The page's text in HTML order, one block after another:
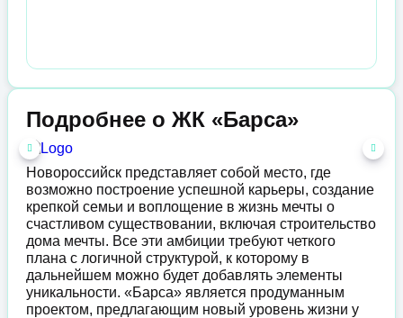
Подробнее о ЖК «Барса»
Новороссийск представляет собой место, где
возможно построение успешной карьеры, создание
крепкой семьи и воплощение в жизнь мечты о
счастливом существовании, включая строительство
дома мечты. Все эти амбиции требуют четкого
плана с логичной структурой, к которому в
дальнейшем можно будет добавлять элементы
уникальности. «Барса» является продуманным
проектом, предлагающим новый уровень жизни у